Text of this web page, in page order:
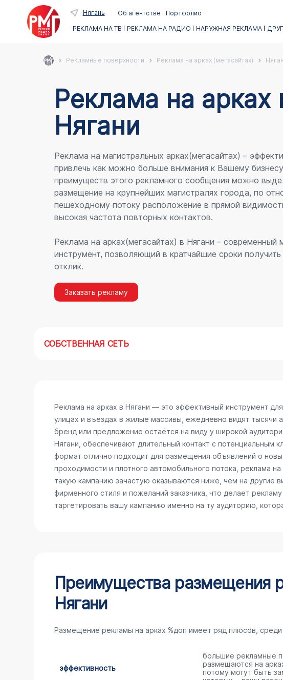
Нягань Об агентстве
Портфолио
РЕКЛАМА НА ТВ
РЕКЛАМА НА РАДИО НАРУЖНАЯ РЕКЛАМА
Рекламные поверхности Реклама на арках (мегасайтах)
Реклама на аркаx
Нягани
Реклама на магистральных арках(мегасайтах) –
привлечь как можно больше внимания к Вашему
преимуществ этого рекламного сообщения можно
размещение на крупнейших магистралях города, по
пешеходному потоку расположение в прямой
высокая частота повторных контактов.
Реклама на арках(мегасайтах) в Нягани – современный
инструмент, позволяющий в кратчайшие сроки
отклик.
Заказать рекламу
СОБСТВЕННАЯ СЕТЬ
Реклама на арках в Нягани — это эффективный инструмент
улицах и въездах в жилые массивы, ежедневно видят
бренд или предложение остаётся на виду у широкой
Нягани, обеспечивают длительный контакт с потенциальным
формат отлично подходит для размещения объявлений о
проходимости и плотного автомобильного потока, реклама
такую кампанию зачастую оказываются ниже, чем на
фирменного стиля и пожеланий заказчика, что делает
таргетировать вашу кампанию именно на ту аудиторию,
Преимущества размещения
Нягани
Размещение рекламы на арках %доп имеет ряд плюсов,
эффективность
большие рекламные
размещаются на
потому могут быть